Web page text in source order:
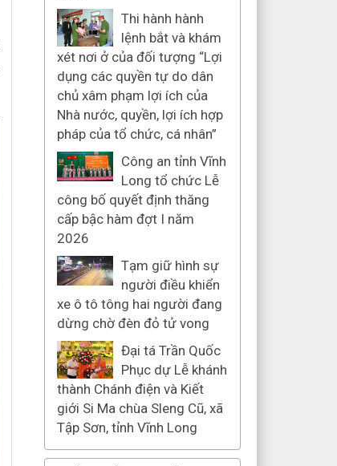
Thi hành hành
lệnh bắt và khám
xét nơi ở của đối tượng “Lợi
dụng các quyền tự do dân
chủ xâm phạm lợi ích của
Nhà nước, quyền, lợi ích hợp
pháp của tổ chức, cá nhân”
Công an tỉnh Vĩnh
Long tổ chức Lễ
công bố quyết định thăng
cấp bậc hàm đợt I năm
2026
Tạm giữ hình sự
người điều khiển
xe ô tô tông hai người đang
dừng chờ đèn đỏ tử vong
Đại tá Trần Quốc
Phục dự Lễ khánh
thành Chánh điện và Kiết
giới Si Ma chùa Sleng Cũ, xã
Tập Sơn, tỉnh Vĩnh Long